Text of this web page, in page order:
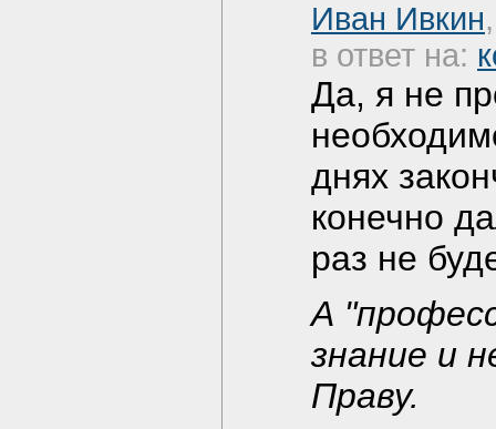
Иван Ивкин
в ответ на:
Да, я не
днях
конечно
раз не
А
знание и
Праву.